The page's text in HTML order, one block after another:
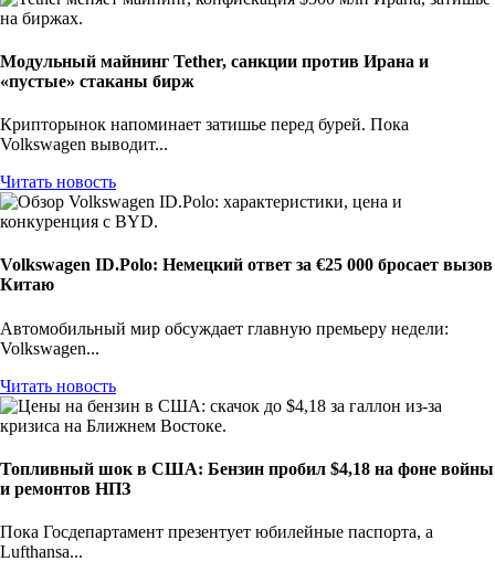
Модульный майнинг Tether, санкции против Ирана и
«пустые» стаканы бирж
Крипторынок напоминает затишье перед бурей. Пока
Volkswagen выводит...
Читать новость
Volkswagen ID.Polo: Немецкий ответ за €25 000 бросает вызов
Китаю
Автомобильный мир обсуждает главную премьеру недели:
Volkswagen...
Читать новость
Топливный шок в США: Бензин пробил $4,18 на фоне войны
и ремонтов НПЗ
Пока Госдепартамент презентует юбилейные паспорта, а
Lufthansa...